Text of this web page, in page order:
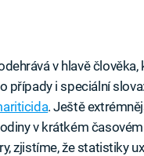
v hlavě
případy i speciální
. Ještě
v krátkém
zjistíme, že statistiky